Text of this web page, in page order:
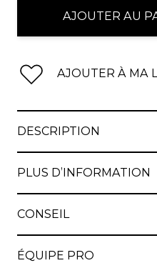
AJOUTER AU
AJOUTER À MA
DESCRIPTION
PLUS D’INFORMATION
CONSEIL
ÉQUIPE PRO